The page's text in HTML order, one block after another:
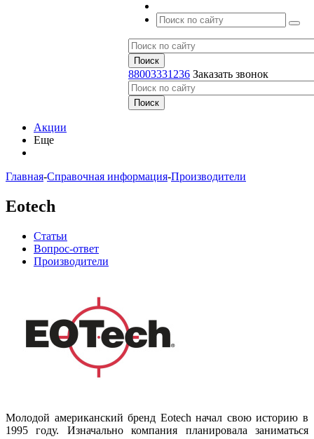
88003331236 Заказать звонок
Акции
Еще
Главная-Справочная информация-Производители
Eotech
Статьи
Вопрос-ответ
Производители
Молодой американский бренд Eotech начал свою историю в
1995 году. Изначально компания планировала заниматься